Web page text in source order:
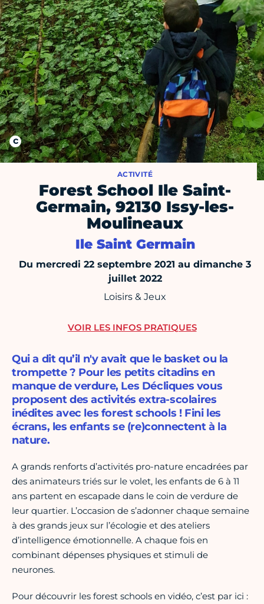
ACTIVITÉ
Forest School Ile Saint-
Germain, 92130 Issy-les-
Moulineaux
Ile Saint Germain
Du mercredi 22 septembre 2021 au dimanche 3
juillet 2022
Loisirs & Jeux
Qui a dit qu’il n'y avait que le basket ou la
trompette ? Pour les petits citadins en
manque de verdure, Les Décliques vous
proposent des activités extra-scolaires
inédites avec les forest schools ! Fini les
écrans, les enfants se (re)connectent à la
nature.
A grands renforts d’activités pro-nature encadrées par
des animateurs triés sur le volet, les enfants de 6 à 11
ans partent en escapade dans le coin de verdure de
leur quartier. L’occasion de s’adonner chaque semaine
à des grands jeux sur l’écologie et des ateliers
d’intelligence émotionnelle. A chaque fois en
combinant dépenses physiques et stimuli de
neurones.
Pour découvrir les forest schools en vidéo, c’est par ici :
VOIR LES INFOS PRATIQUES